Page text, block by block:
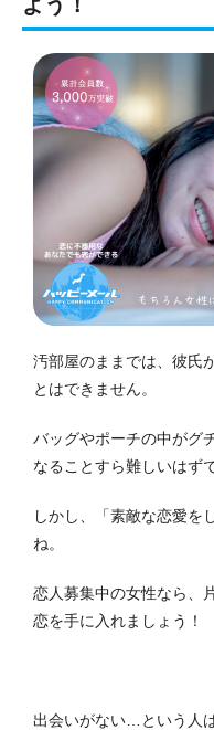
汚部屋のままでは、彼氏
とはできません。
バッグやポーチの中がグ
なることすら難しいはず
しかし、「素敵な恋愛を
ね。
恋人募集中の女性なら、
恋を手に入れましょう！
出会いがない…という人